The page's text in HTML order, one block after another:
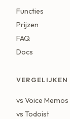
Functies
Prijzen
FAQ
Docs
VERGELIJKEN
vs Voice Memos
vs Todoist